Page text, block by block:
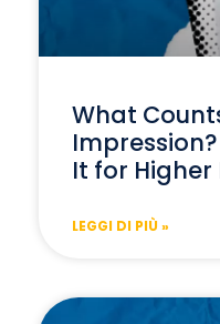
What
It for Higher
LEGGI DI PIÙ »